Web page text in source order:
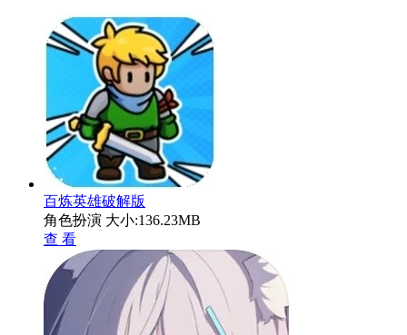
百炼英雄破解版
角色扮演 大小:136.23MB
查 看